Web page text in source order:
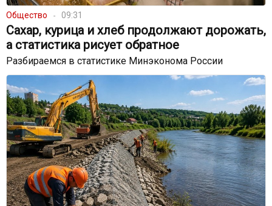
Общество 09:31
Сахар, курица и хлеб продолжают дорожать,
а статистика рисует обратное
Разбираемся в статистике Минэконома России